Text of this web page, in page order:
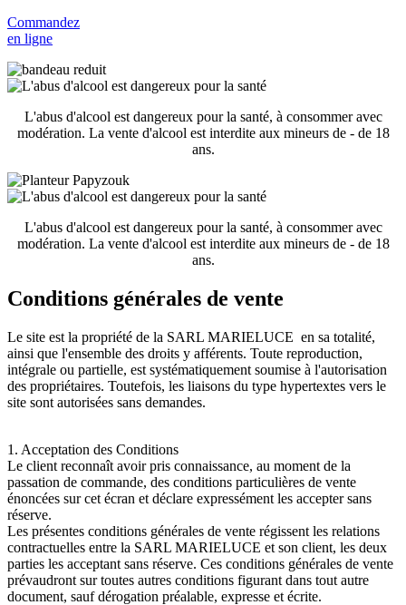
Commandez
en ligne
L'abus d'alcool est dangereux pour la santé, à consommer avec
modération. La vente d'alcool est interdite aux mineurs de - de 18
ans.
L'abus d'alcool est dangereux pour la santé, à consommer avec
modération. La vente d'alcool est interdite aux mineurs de - de 18
ans.
Conditions générales de vente
Le site est la propriété de la SARL MARIELUCE en sa totalité,
ainsi que l'ensemble des droits y afférents. Toute reproduction,
intégrale ou partielle, est systématiquement soumise à l'autorisation
des propriétaires. Toutefois, les liaisons du type hypertextes vers le
site sont autorisées sans demandes.
1. Acceptation des Conditions
Le client reconnaît avoir pris connaissance, au moment de la
passation de commande, des conditions particulières de vente
énoncées sur cet écran et déclare expressément les accepter sans
réserve.
Les présentes conditions générales de vente régissent les relations
contractuelles entre la SARL MARIELUCE et son client, les deux
parties les acceptant sans réserve. Ces conditions générales de vente
prévaudront sur toutes autres conditions figurant dans tout autre
document, sauf dérogation préalable, expresse et écrite.